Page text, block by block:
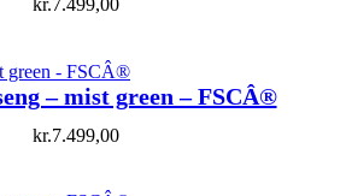
kr.7.499,00
– mist green – FSCÂ®
kr.7.499,00